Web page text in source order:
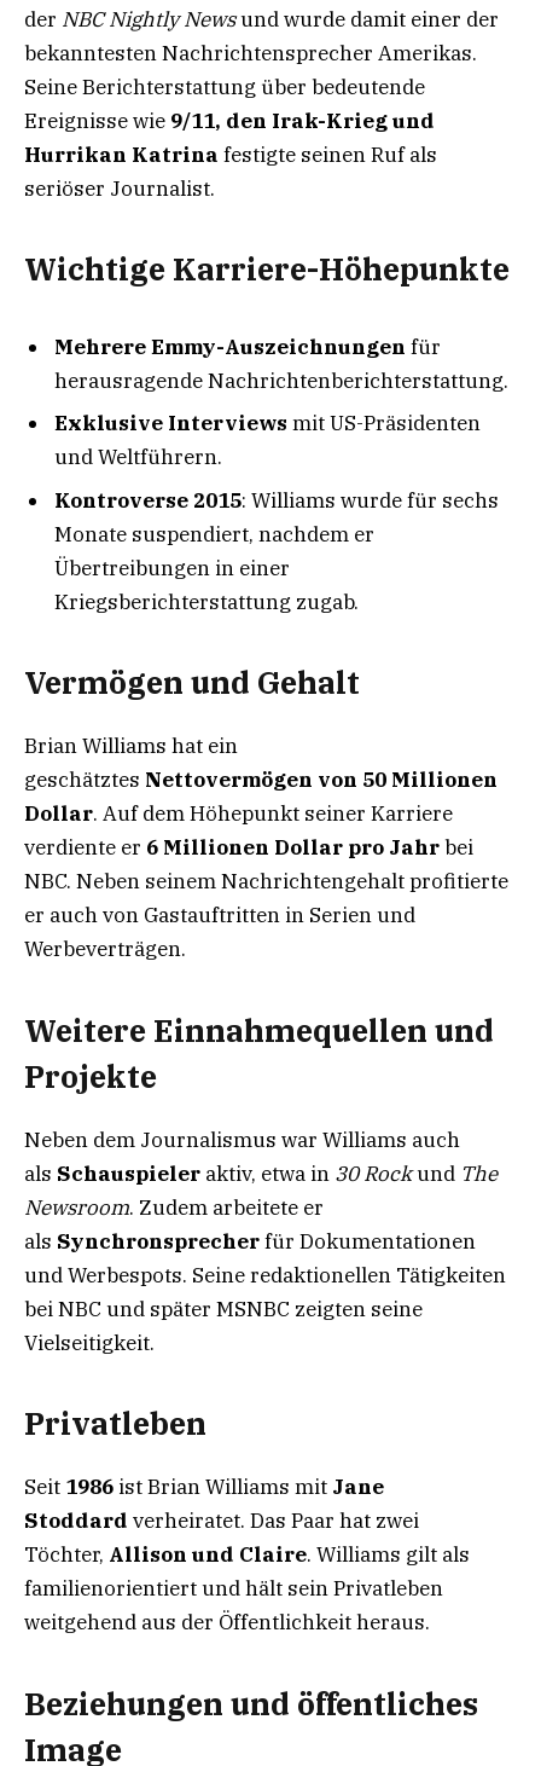
der NBC Nightly Newsund wurde damit einer der
bekanntesten Nachrichtensprecher Amerikas.
Seine Berichterstattung über bedeutende
Ereignisse wie 9/11, den Irak-Krieg und
Hurrikan Katrina festigte seinen Ruf als
seriöser Journalist.
Wichtige Karriere-Höhepunkte
Mehrere Emmy-Auszeichnungen für
herausragende Nachrichtenberichterstattung.
Exklusive Interviews mit US-Präsidenten
und Weltführern.
Kontroverse 2015: Williams wurde für sechs
Monate suspendiert, nachdem er
Übertreibungen in einer
Kriegsberichterstattung zugab.
Vermögen und Gehalt
Brian Williams hat ein
geschätztes Nettovermögen von 50 Millionen
Dollar. Auf dem Höhepunkt seiner Karriere
verdiente er 6 Millionen Dollar pro Jahrbei
NBC. Neben seinem Nachrichtengehalt profitierte
er auch von Gastauftritten in Serien und
Werbeverträgen.
Weitere Einnahmequellen und
Projekte
Neben dem Journalismus war Williams auch
als Schauspieler aktiv, etwa in 30 Rockund The
Newsroom. Zudem arbeitete er
als Synchronsprecherfür Dokumentationen
und Werbespots. Seine redaktionellen Tätigkeiten
bei NBC und später MSNBC zeigten seine
Vielseitigkeit.
Privatleben
Seit 1986 ist Brian Williams mit Jane
Stoddard verheiratet. Das Paar hat zwei
Töchter, Allison und Claire. Williams gilt als
familienorientiert und hält sein Privatleben
weitgehend aus der Öffentlichkeit heraus.
Beziehungen und öffentliches
Image